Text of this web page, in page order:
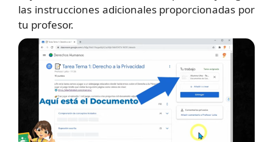
las instrucciones adicionales proporcionadas por
tu profesor.